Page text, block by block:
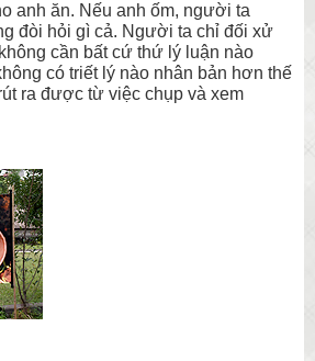
anh ăn. Nếu anh ốm, người ta
đòi hỏi gì cả. Người ta chỉ đối xử
cần bất cứ thứ lý luận nào
có triết lý nào nhân bản hơn thế
ra được từ việc chụp và xem